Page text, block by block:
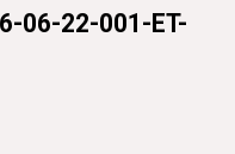
06-22-001-ET-